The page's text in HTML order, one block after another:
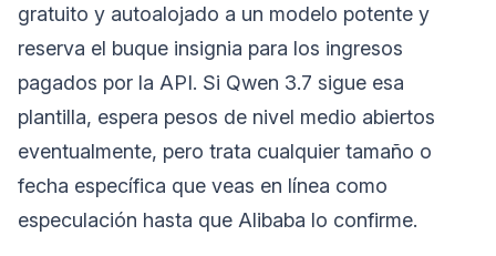
gratuito y autoalojado a un modelo potente y
reserva el buque insignia para los ingresos
pagados por la API. Si Qwen 3.7 sigue esa
plantilla, espera pesos de nivel medio abiertos
eventualmente, pero trata cualquier tamaño o
fecha específica que veas en línea como
especulación hasta que Alibaba lo confirme.